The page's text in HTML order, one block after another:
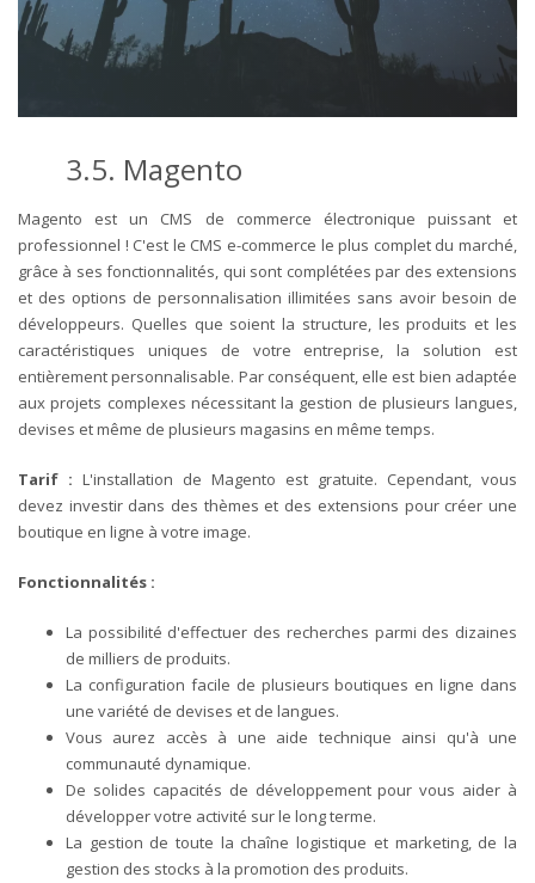
3.5. Magento
Magento est un CMS de commerce électronique puissant et
professionnel ! C'est le CMS e-commerce le plus complet du marché,
grâce à ses fonctionnalités, qui sont complétées par des extensions
et des options de personnalisation illimitées sans avoir besoin de
développeurs. Quelles que soient la structure, les produits et les
caractéristiques uniques de votre entreprise, la solution est
entièrement personnalisable. Par conséquent, elle est bien adaptée
aux projets complexes nécessitant la gestion de plusieurs langues,
devises et même de plusieurs magasins en même temps.
Tarif : L'installation de Magento est gratuite. Cependant, vous
devez investir dans des thèmes et des extensions pour créer une
boutique en ligne à votre image.
Fonctionnalités :
La possibilité d'effectuer des recherches parmi des dizaines
de milliers de produits.
La configuration facile de plusieurs boutiques en ligne dans
une variété de devises et de langues.
Vous aurez accès à une aide technique ainsi qu'à une
communauté dynamique.
De solides capacités de développement pour vous aider à
développer votre activité sur le long terme.
La gestion de toute la chaîne logistique et marketing, de la
gestion des stocks à la promotion des produits.